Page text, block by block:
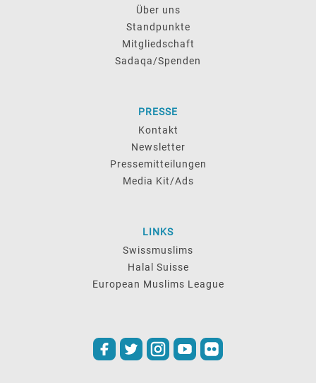
Über uns
Standpunkte
Mitgliedschaft
Sadaqa/Spenden
PRESSE
Kontakt
Newsletter
Pressemitteilungen
Media Kit/Ads
LINKS
Swissmuslims
Halal Suisse
European Muslims League